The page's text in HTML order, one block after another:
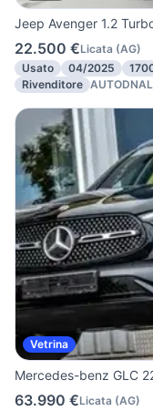
Jeep Avenger 1.2
22.500 €Licata (AG)
Usato
04/2025
Rivenditore
Vetrina
Mercedes-benz GLC
63.990 €Licata (AG)